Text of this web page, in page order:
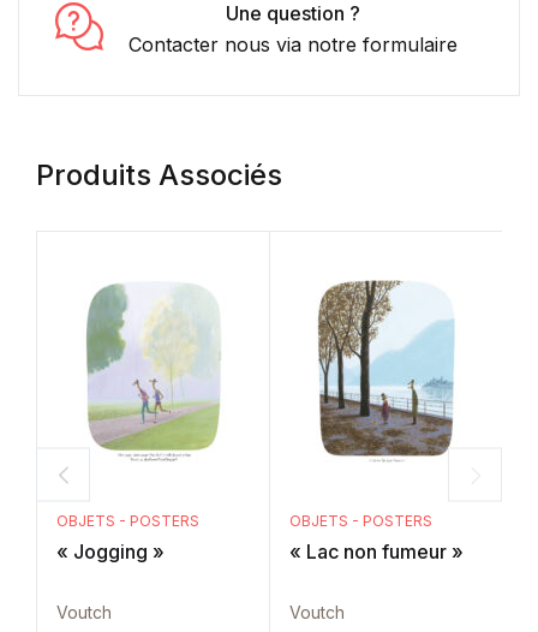
Une question ?
Contacter nous via notre formulaire
Produits Associés
OBJETS - POSTERS
« Jogging »
Voutch
OBJETS - POSTERS
« Lac non fumeur »
Voutch